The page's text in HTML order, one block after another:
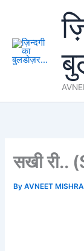
content
सखी री..
ByAVNEET